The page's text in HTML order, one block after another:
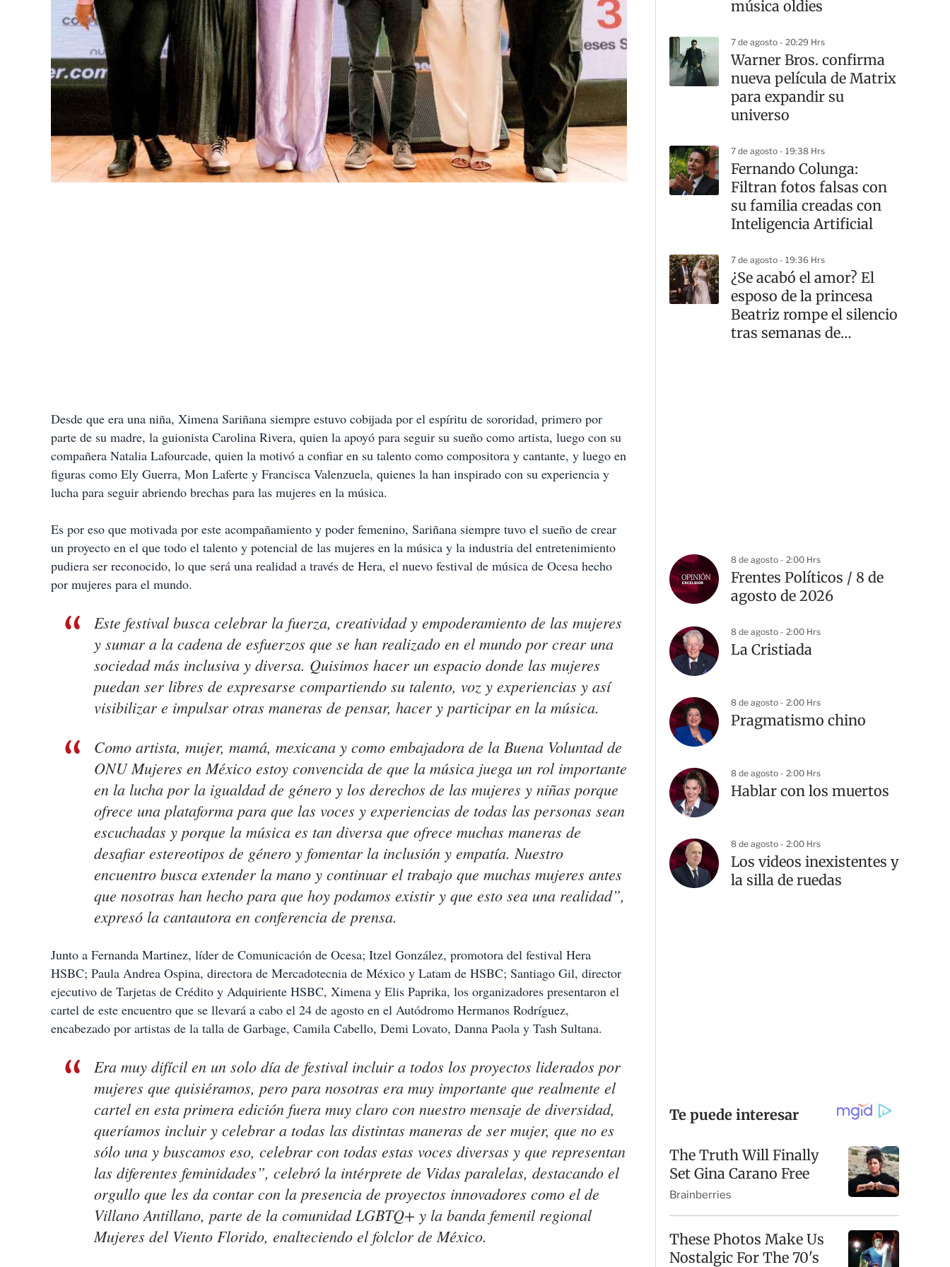
Desde que era una niña, Ximena Sariñana siempre estuvo cobijada por el espíritu de sororidad, primero por
parte de su madre, la guionista Carolina Rivera, quien la apoyó para seguir su sueño como artista, luego con su
compañera Natalia Lafourcade, quien la motivó a confiar en su talento como compositora y cantante, y luego en
figuras como Ely Guerra, Mon Laferte y Francisca Valenzuela, quienes la han inspirado con su experiencia y
lucha para seguir abriendo brechas para las mujeres en la música.
Es por eso que motivada por este acompañamiento y poder femenino, Sariñana siempre tuvo el sueño de crear
un proyecto en el que todo el talento y potencial de las mujeres en la música y la industria del entretenimiento
pudiera ser reconocido, lo que será una realidad a través de Hera, el nuevo festival de música de Ocesa hecho
por mujeres para el mundo.
Este festival busca celebrar la fuerza, creatividad y empoderamiento de las mujeres
y sumar a la cadena de esfuerzos que se han realizado en el mundo por crear una
sociedad más inclusiva y diversa. Quisimos hacer un espacio donde las mujeres
puedan ser libres de expresarse compartiendo su talento, voz y experiencias y así
visibilizar e impulsar otras maneras de pensar, hacer y participar en la música.
Como artista, mujer, mamá, mexicana y como embajadora de la Buena Voluntad de
ONU Mujeres en México estoy convencida de que la música juega un rol importante
en la lucha por la igualdad de género y los derechos de las mujeres y niñas porque
ofrece una plataforma para que las voces y experiencias de todas las personas sean
escuchadas y porque la música es tan diversa que ofrece muchas maneras de
desafiar estereotipos de género y fomentar la inclusión y empatía. Nuestro
encuentro busca extender la mano y continuar el trabajo que muchas mujeres antes
que nosotras han hecho para que hoy podamos existir y que esto sea una realidad”,
expresó la cantautora en conferencia de prensa.
Junto a Fernanda Martinez, líder de Comunicación de Ocesa; Itzel González, promotora del festival Hera
HSBC; Paula Andrea Ospina, directora de Mercadotecnia de México y Latam de HSBC; Santiago Gil, director
ejecutivo de Tarjetas de Crédito y Adquiriente HSBC, Ximena y Elis Paprika, los organizadores presentaron el
cartel de este encuentro que se llevará a cabo el 24 de agosto en el Autódromo Hermanos Rodríguez,
encabezado por artistas de la talla de Garbage, Camila Cabello, Demi Lovato, Danna Paola y Tash Sultana.
Era muy difícil en un solo día de festival incluir a todos los proyectos liderados por
mujeres que quisiéramos, pero para nosotras era muy importante que realmente el
cartel en esta primera edición fuera muy claro con nuestro mensaje de diversidad,
queríamos incluir y celebrar a todas las distintas maneras de ser mujer, que no es
sólo una y buscamos eso, celebrar con todas estas voces diversas y que representan
las diferentes feminidades”, celebró la intérprete de Vidas paralelas, destacando el
orgullo que les da contar con la presencia de proyectos innovadores como el de
Villano Antillano, parte de la comunidad LGBTQ+ y la banda femenil regional
Mujeres del Viento Florido, enalteciendo el folclor de México.
música oldies
7 de agosto - 20:29 Hrs
Warner Bros. confirma
nueva película de Matrix
para expandir su
universo
7 de agosto - 19:38 Hrs
Fernando Colunga:
Filtran fotos falsas con
su familia creadas con
Inteligencia Artificial
7 de agosto - 19:36 Hrs
¿Se acabó el amor? El
esposo de la princesa
Beatriz rompe el silencio
tras semanas de
8 de agosto - 2:00 Hrs
Frentes Políticos / 8 de
agosto de 2026
8 de agosto - 2:00 Hrs
La Cristiada
8 de agosto - 2:00 Hrs
Pragmatismo chino
8 de agosto - 2:00 Hrs
Hablar con los muertos
8 de agosto - 2:00 Hrs
Los videos inexistentes y
la silla de ruedas